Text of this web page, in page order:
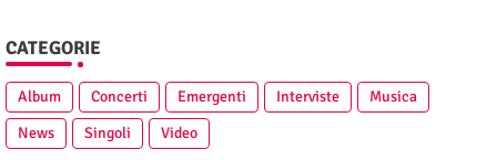
CATEGORIE
Album Concerti Emergenti Interviste
Musica
News
Singoli Video